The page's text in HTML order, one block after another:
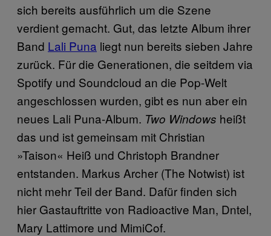
sich bereits ausführlich um die Szene
verdient gemacht. Gut, das letzte Album ihrer
Band Lali Puna liegt nun bereits sieben Jahre
zurück. Für die Generationen, die seitdem via
Spotify und Soundcloud an die Pop-Welt
angeschlossen wurden, gibt es nun aber ein
neues Lali Puna-Album. Two Windows heißt
das und ist gemeinsam mit Christian
»Taison« Heiß und Christoph Brandner
entstanden. Markus Archer (The Notwist) ist
nicht mehr Teil der Band. Dafür finden sich
hier Gastauftritte von Radioactive Man, Dntel,
Mary Lattimore und MimiCof.